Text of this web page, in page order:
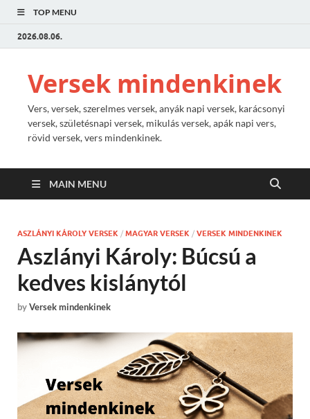
TOP MENU
2026.08.06.
Versek mindenkinek
Vers, versek, szerelmes versek, anyák napi versek, karácsonyi
versek, születésnapi versek, mikulás versek, apák napi vers,
rövid versek, vers mindenkinek.
MAIN MENU
ASZLÁNYI KÁROLY VERSEK / MAGYAR VERSEK / VERSEK MINDENKINEK
Aszlányi Károly: Búcsú a
kedves kislánytól
byVersek mindenkinek